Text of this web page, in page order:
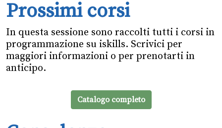
Prossimi corsi
In questa sessione sono raccolti tutti i corsi in
programmazione su iskills. Scrivici per
maggiori informazioni o per prenotarti in
anticipo.
Catalogo completo